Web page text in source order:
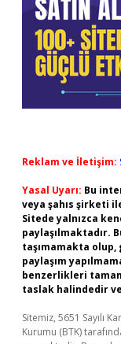
Reklam ve İletişim:
Yasal Uyarı: Bu
veya şahıs şirketi
Sitede yalnızca
paylaşılmaktadır.
taşımamakta
paylaşım
benzerlikleri
taslak halindedir
Sitemiz, 5651 Sayılı
Kurumu (BTK)